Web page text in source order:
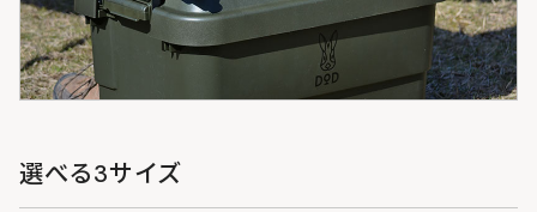
選べる3サイズ